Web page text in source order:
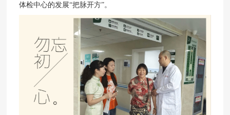
体检中心的发展“把脉开方”。